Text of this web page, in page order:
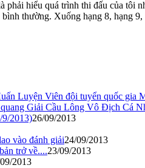
phải hiểu quá trình thi đấu của tôi
thường. Xuống hạng 8, hạng
Luyện Viên đội tuyển quốc gia
Giải Cầu Lông Vô Địch Cá
9/2013)26/09/2013
vào đánh giải24/09/2013
trở về....23/09/2013
2013